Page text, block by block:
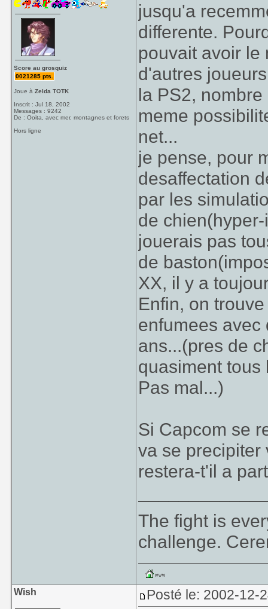
Score au grosquiz
0021285 pts.
Joue àZelda TOTK
Inscrit : Jul 18, 2002
Messages : 9242
De : Ooita, avec mer, montagnes et forets
Hors ligne
jusqu'a
differente.
pouvait avoir le
d'autres
la PS2,
meme
net...
je pense, pour
desaffectation
par les
de
jouerais pas
de
XX, il y a
Enfin, on
enfumees avec
ans...(pres de
quasiment
Pas mal...)
Si Capcom se
va se precipiter
restera-t'il a
The fight is
challenge.
Wish Posté le: 2002-12-